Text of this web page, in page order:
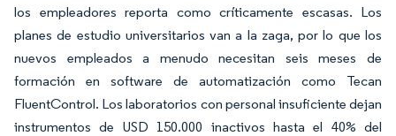
los empleadores reporta como críticamente escasas. Los
planes de estudio universitarios van a la zaga, por lo que los
nuevos empleados a menudo necesitan seis meses de
formación en software de automatización como Tecan
FluentControl. Los laboratorios con personal insuficiente dejan
instrumentos de USD 150.000 inactivos hasta el 40% del